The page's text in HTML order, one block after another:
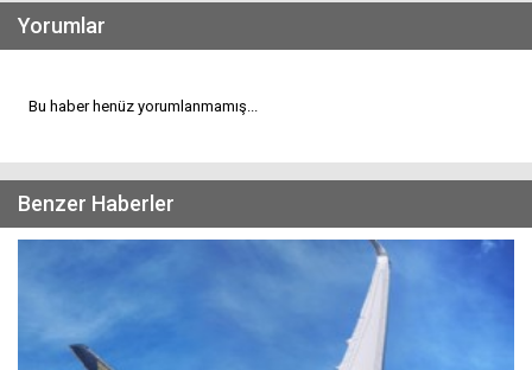
Yorumlar
Bu haber henüz yorumlanmamış...
Benzer Haberler